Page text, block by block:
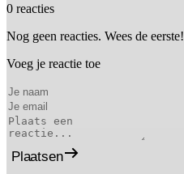
0 reacties
Nog geen reacties. Wees de eerste!
Voeg je reactie toe
Plaatsen